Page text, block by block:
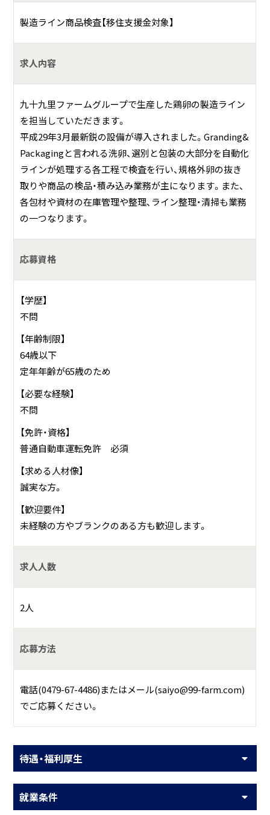
製造ライン商品検査【移住支援金対象】
求人内容
九十九里ファームグループで生産した鶏卵の製造ライン
を担当していただきます。
平成29年3月最新鋭の設備が導入されました。Granding&
Packagingと言われる洗卵、選別と包装の大部分を自動化
ラインが処理する各工程で検査を行い、規格外卵の抜き
取りや商品の検品・積み込み業務が主になります。また、
各包材や資材の在庫管理や整理、ライン整理・清掃も業務
の一つなります。
応募資格
【学歴】
不問
【年齢制限】
64歳以下
定年年齢が65歳のため
【必要な経験】
不問
【免許・資格】
普通自動車運転免許 必須
【求める人材像】
誠実な方。
【歓迎要件】
未経験の方やブランクのある方も歓迎します。
求人人数
2人
応募方法
電話(0479-67-4486)またはメール(saiyo@99-farm.com)
でご応募ください。
待遇・福利厚生
就業条件